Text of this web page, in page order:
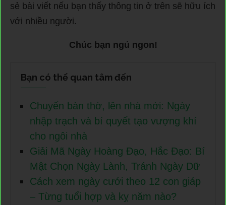
sẻ bài viết nếu bạn thấy thông tin ở trên sẽ hữu ích
với nhiều người.
Chúc bạn ngủ ngon!
Bạn có thể quan tâm đến
Chuyển bàn thờ, lên nhà mới: Ngày
nhập trạch và bí quyết tạo vượng khí
cho ngôi nhà
Giải Mã Ngày Hoàng Đạo, Hắc Đạo: Bí
Mật Chọn Ngày Lành, Tránh Ngày Dữ
Cách xem ngày cưới theo 12 con giáp
– Từng tuổi hợp và kỵ năm nào?